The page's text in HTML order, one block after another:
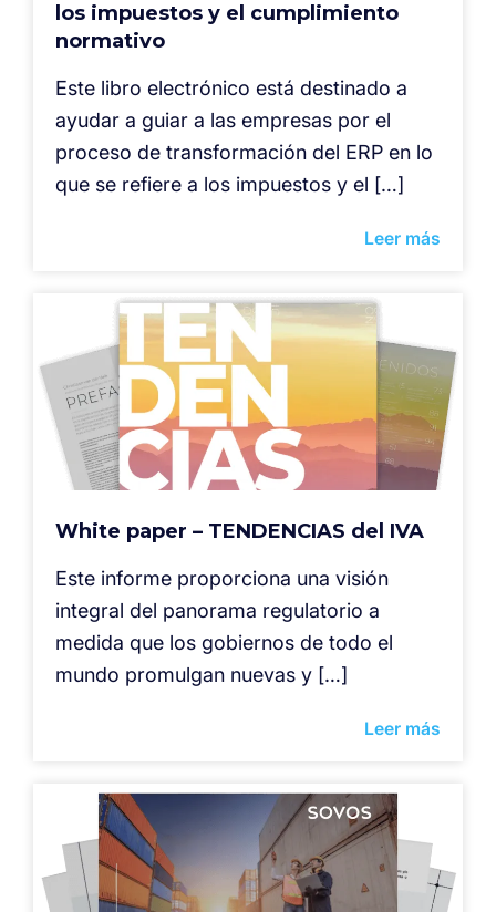
los impuestos y el cumplimiento
normativo
Este libro electrónico está destinado a
ayudar a guiar a las empresas por el
proceso de transformación del ERP en lo
que se refiere a los impuestos y el […]
Leer más
White paper – TENDENCIAS del IVA
Este informe proporciona una visión
integral del panorama regulatorio a
medida que los gobiernos de todo el
mundo promulgan nuevas y […]
Leer más